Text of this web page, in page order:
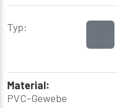
Typ:
Material:
PVC-Gewebe